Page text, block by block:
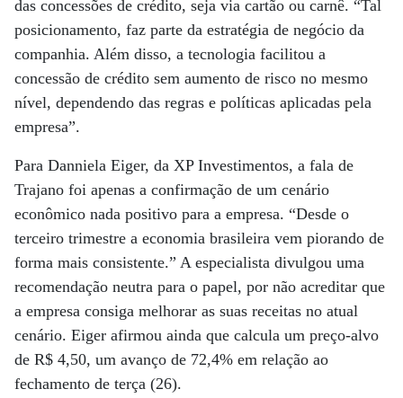
das concessões de crédito, seja via cartão ou carnê. “Tal
posicionamento, faz parte da estratégia de negócio da
companhia. Além disso, a tecnologia facilitou a
concessão de crédito sem aumento de risco no mesmo
nível, dependendo das regras e políticas aplicadas pela
empresa”.
Para Danniela Eiger, da XP Investimentos, a fala de
Trajano foi apenas a confirmação de um cenário
econômico nada positivo para a empresa. “Desde o
terceiro trimestre a economia brasileira vem piorando de
forma mais consistente.” A especialista divulgou uma
recomendação neutra para o papel, por não acreditar que
a empresa consiga melhorar as suas receitas no atual
cenário. Eiger afirmou ainda que calcula um preço-alvo
de R$ 4,50, um avanço de 72,4% em relação ao
fechamento de terça (26).